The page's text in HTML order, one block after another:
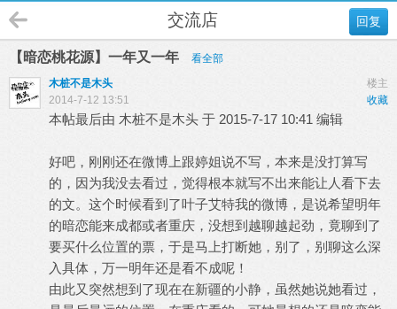
回复
交流店
【暗恋桃花源】一年又一年
看全部
楼主
木桩不是木头
收藏
2014-7-12 13:51
本帖最后由 木桩不是木头 于 2015-7-17 10:41 编辑
好吧，刚刚还在微博上跟婷姐说不写，本来是没打算写
的，因为我没去看过，觉得根本就写不出来能让人看下去
的文。这个时候看到了叶子艾特我的微博，是说希望明年
的暗恋能来成都或者重庆，没想到越聊越起劲，竟聊到了
要买什么位置的票，于是马上打断她，别了，别聊这么深
入具体，万一明年还是看不成呢！
由此又突然想到了现在在新疆的小静，虽然她说她看过，